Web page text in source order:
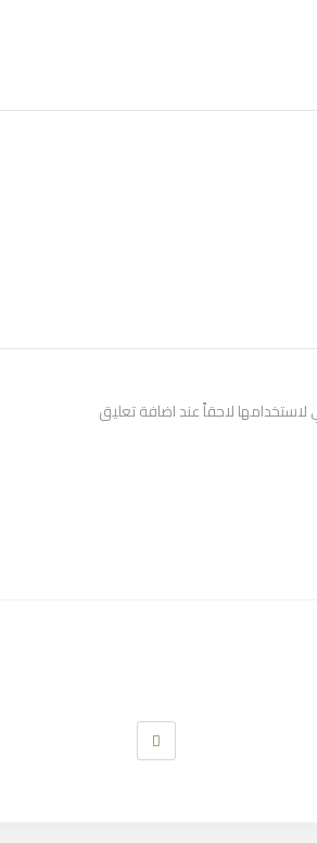
لاحقاً عند اضافة تعليق